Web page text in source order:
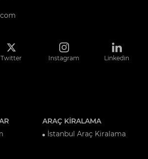
Twitter Instagram Linkedin
ARAÇ KİRALAMA
İstanbul Araç Kiralama